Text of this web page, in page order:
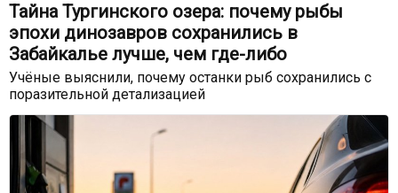
Тайна Тургинского озера: почему рыбы
эпохи динозавров сохранились в
Забайкалье лучше, чем где-либо
Учёные выяснили, почему останки рыб сохранились с
поразительной детализацией